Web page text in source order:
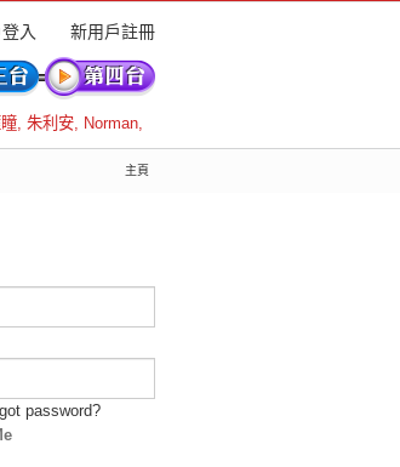
入 新用戶註冊
, 朱利安, Norman,
主頁
password?